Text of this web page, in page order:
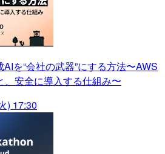
AIを“会社の武器”にする方法〜AWS
、安全に導入する仕組み〜
) 17:30